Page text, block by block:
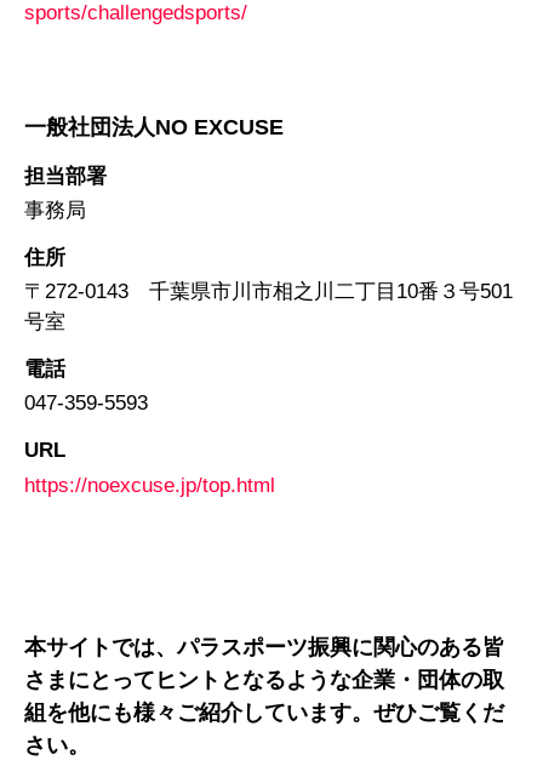
sports/challengedsports/
一般社団法人NO EXCUSE
担当部署
事務局
住所
〒272-0143 千葉県市川市相之川二丁目10番３号501
号室
電話
047-359-5593
URL
https://noexcuse.jp/top.html
本サイトでは、パラスポーツ振興に関心のある皆
さまにとってヒントとなるような企業・団体の取
組を他にも様々ご紹介しています。ぜひご覧くだ
さい。